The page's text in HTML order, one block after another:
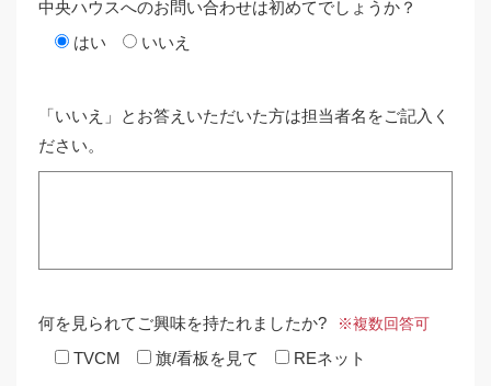
中央ハウスへのお問い合わせは初めてでしょうか？
はい
いいえ
「いいえ」とお答えいただいた方は担当者名をご記入く
ださい。
何を見られてご興味を持たれましたか? ※複数回答可
TVCM 旗/看板を見て REネット